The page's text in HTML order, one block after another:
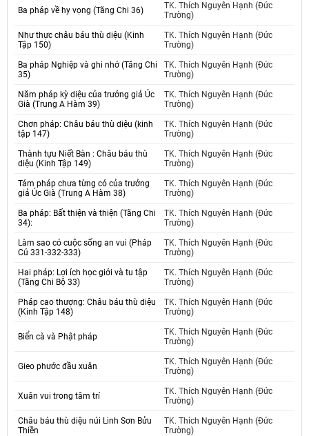
Ba pháp về hy vọng (Tăng Chi 36)
TK. Thích Nguyên Hạnh (Đức
Trường)
Như thực châu báu thù diệu (Kinh
Tập 150)
TK. Thích Nguyên Hạnh (Đức
Trường)
Ba pháp Nghiệp và ghi nhớ (Tăng Chi
35)
TK. Thích Nguyên Hạnh (Đức
Trường)
Năm pháp kỳ diệu của trưởng giả Úc
Già (Trung A Hàm 39)
TK. Thích Nguyên Hạnh (Đức
Trường)
Chơn pháp: Châu báu thù diệu (kinh
tập 147)
TK. Thích Nguyên Hạnh (Đức
Trường)
Thành tựu Niết Bàn : Châu báu thù
diệu (Kinh Tập 149)
TK. Thích Nguyên Hạnh (Đức
Trường)
Tám pháp chưa từng có của trưởng
giả Úc Già (Trung A Hàm 38)
TK. Thích Nguyên Hạnh (Đức
Trường)
Ba pháp: Bất thiện và thiện (Tăng Chi
34):
TK. Thích Nguyên Hạnh (Đức
Trường)
Làm sao có cuộc sống an vui (Pháp
Cú 331-332-333)
TK. Thích Nguyên Hạnh (Đức
Trường)
Hai pháp: Lợi ích học giới và tu tập
(Tăng Chi Bộ 33)
TK. Thích Nguyên Hạnh (Đức
Trường)
Pháp cao thượng: Châu báu thù diệu
(Kinh Tập 148)
TK. Thích Nguyên Hạnh (Đức
Trường)
Biển cà và Phật pháp
TK. Thích Nguyên Hạnh (Đức
Trường)
Gieo phước đầu xuân
TK. Thích Nguyên Hạnh (Đức
Trường)
Xuân vui trong tâm trí
TK. Thích Nguyên Hạnh (Đức
Trường)
Châu báu thù diệu núi Linh Sơn Bửu
Thiền
TK. Thích Nguyên Hạnh (Đức
Trường)